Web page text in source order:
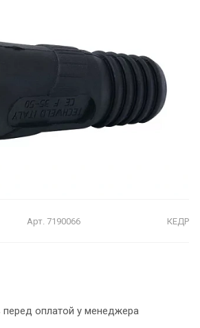
Арт. 7190066 КЕДР
перед оплатой у менеджера